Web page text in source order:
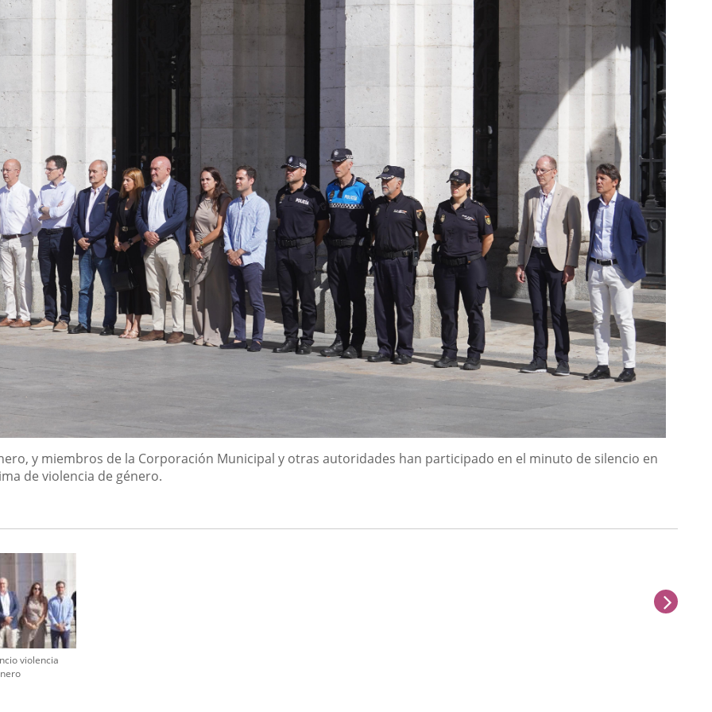
y miembros de la Corporación Municipal y otras autoridades han participado en el minuto de silencio en
de violencia de género.
violencia
next